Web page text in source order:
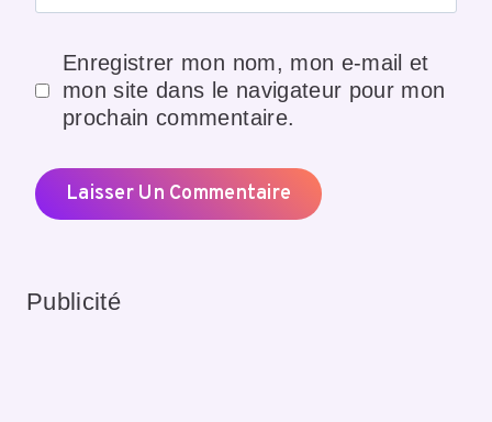
Enregistrer mon nom, mon e-mail et
mon site dans le navigateur pour mon
prochain commentaire.
Publicité